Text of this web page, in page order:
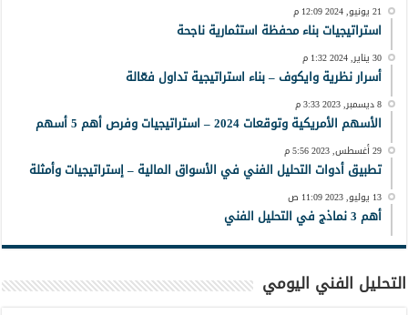
21 يونيو, 2024 12:09 م
استراتيجيات بناء محفظة استثمارية ناجحة
30 يناير, 2024 1:32 م
أسرار نظرية وايكوف – بناء استراتيجية تداول فعّالة
8 ديسمبر, 2023 3:33 م
الأسهم الأمريكية وتوقعات 2024 – استراتيجيات وفرص أهم 5 أسهم
29 أغسطس, 2023 5:56 م
تطبيق أدوات التحليل الفني في الأسواق المالية – إستراتيجيات وأمثلة
13 يوليو, 2023 11:09 ص
أهم 3 نماذج في التحليل الفني
التحليل الفني اليومي